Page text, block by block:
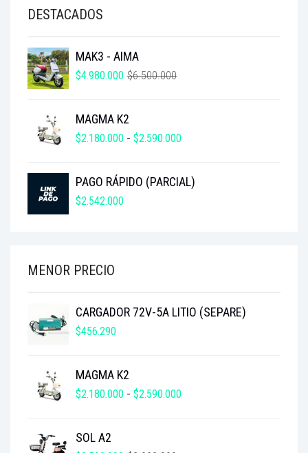
DESTACADOS
MAK3 - AIMA
$6.500.000EL
$6.500.000.
$4.980.000
EL
$4.980.000.
MAGMA K2
$2.180.000 - $2.590.000
DESDE
PAGO RÁPIDO (PARCIAL)
$2.542.000
MENOR PRECIO
CARGADOR 72V-5A LITIO (SEPARE)
$456.290
MAGMA K2
$2.180.000 - $2.590.000
SOL A2